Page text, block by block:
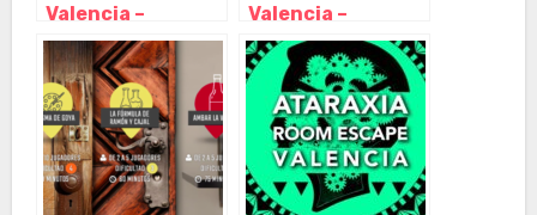
Valencia –
Valencia
Valencia –
Valencia